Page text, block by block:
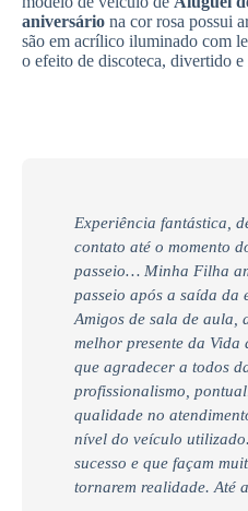
aniversário na cor rosa possui
são em acrílico iluminado com
o efeito de discoteca, divertido
Experiência fantástica,
contato até o momento
passeio… Minha Filha
passeio após a saída da
Amigos de sala de aula,
melhor presente da
que agradecer a todos
profissionalismo,
qualidade no
nível do veículo
sucesso e que façam
tornarem realidade. Até